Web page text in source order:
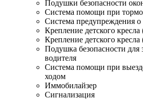
Подушки безопасности
Система помощи при
Система предупреждения
Крепление детского
Крепление детского
Подушка безопасности для
водителя
Система помощи при
ходом
Иммобилайзер
Сигнализация